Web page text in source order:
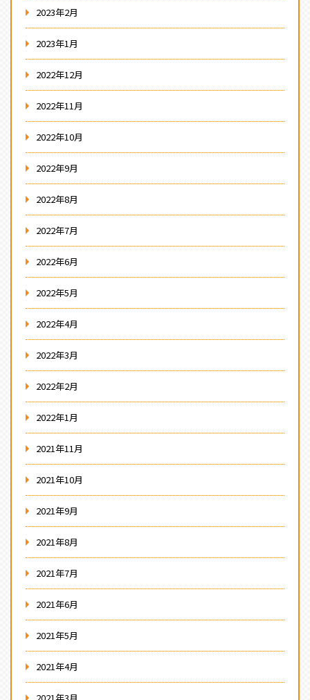
2023年2月
2023年1月
2022年12月
2022年11月
2022年10月
2022年9月
2022年8月
2022年7月
2022年6月
2022年5月
2022年4月
2022年3月
2022年2月
2022年1月
2021年11月
2021年10月
2021年9月
2021年8月
2021年7月
2021年6月
2021年5月
2021年4月